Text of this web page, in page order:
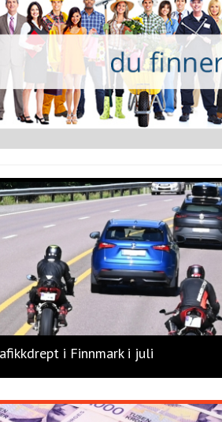
i Finnmark i juli